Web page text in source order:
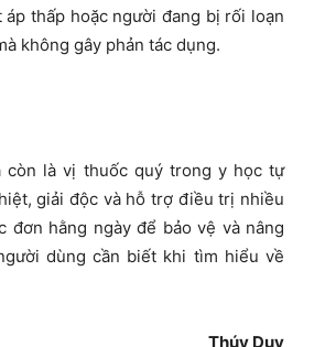
thấp hoặc người đang bị rối loạn
không gây phản tác dụng.
còn là vị thuốc quý trong y học tự
giải độc và hỗ trợ điều trị nhiều
đơn hằng ngày để bảo vệ và nâng
dùng cần biết khi tìm hiểu về
Thúy Duy